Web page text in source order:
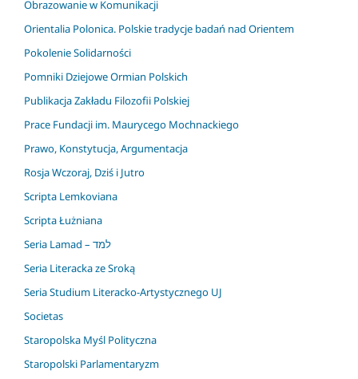
Obrazowanie w Komunikacji
Orientalia Polonica. Polskie tradycje badań nad Orientem
Pokolenie Solidarności
Pomniki Dziejowe Ormian Polskich
Publikacja Zakładu Filozofii Polskiej
Prace Fundacji im. Maurycego Mochnackiego
Prawo, Konstytucja, Argumentacja
Rosja Wczoraj, Dziś i Jutro
Scripta Lemkoviana
Scripta Łużniana
Seria Lamad – למד
Seria Literacka ze Sroką
Seria Studium Literacko-Artystycznego UJ
Societas
Staropolska Myśl Polityczna
Staropolski Parlamentaryzm